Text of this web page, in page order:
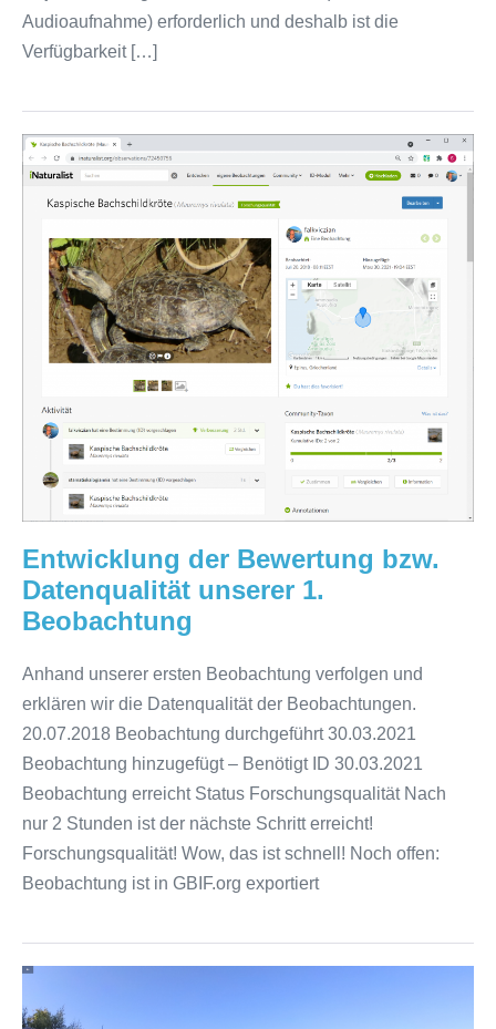
Audioaufnahme) erforderlich und deshalb ist die
Verfügbarkeit […]
Entwicklung
der
Bewertung
bzw.
Datenqualität
unserer
Beobachtung
Entwicklung der Bewertung bzw.
Datenqualität unserer 1.
Beobachtung
Anhand unserer ersten Beobachtung verfolgen und
erklären wir die Datenqualität der Beobachtungen.
20.07.2018 Beobachtung durchgeführt 30.03.2021
Beobachtung hinzugefügt – Benötigt ID 30.03.2021
Beobachtung erreicht Status Forschungsqualität Nach
nur 2 Stunden ist der nächste Schritt erreicht!
Forschungsqualität! Wow, das ist schnell! Noch offen:
Beobachtung ist in GBIF.org exportiert
1.
Beobachtung